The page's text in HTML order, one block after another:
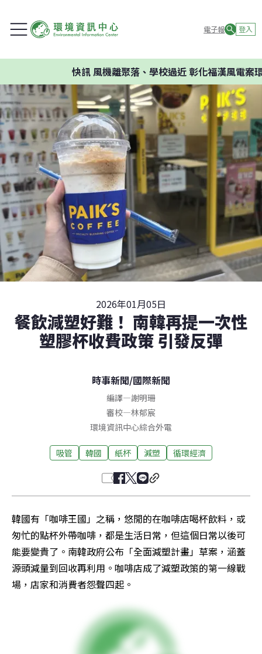
電子報 登入
風機離聚落、學校過近 彰化福漢風電案環委建
2026年01月05日
餐飲減塑好難！ 南韓再提一次性
塑膠杯收費政策 引發反彈
時事新聞/國際新聞
編譯—謝明珊
審校—林郁宸
環境資訊中心綜合外電
吸管 韓國 紙杯 減塑 循環經濟
韓國有「咖啡王國」之稱，悠閒的在咖啡店喝杯飲料，或
匆忙的點杯外帶咖啡，都是生活日常，但這個日常以後可
能要變貴了。南韓政府公布「全面減塑計畫」草案，涵蓋
源頭減量到回收再利用。咖啡店成了減塑政策的第一線戰
場，店家和消費者怨聲四起。